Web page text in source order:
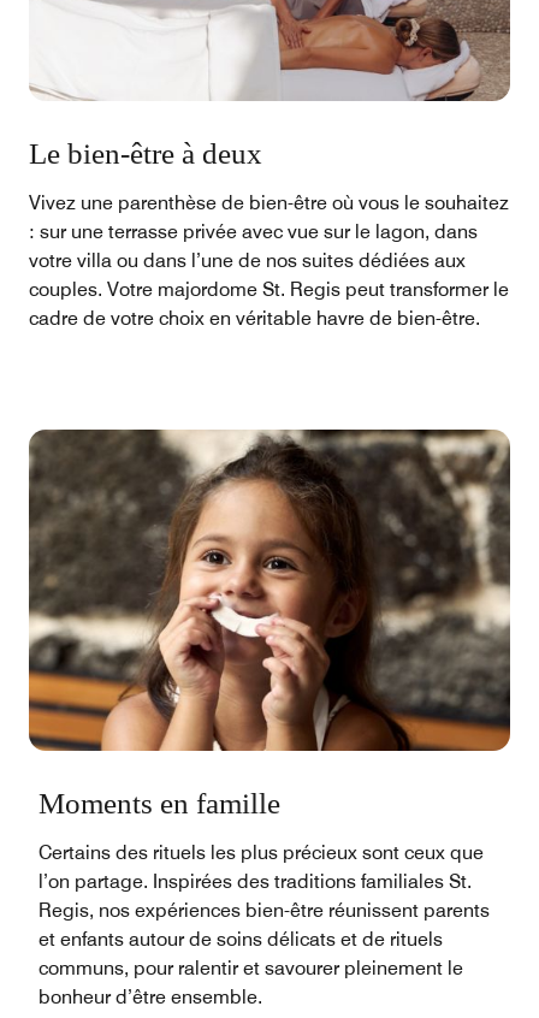
Le bien-être à deux
Vivez une parenthèse de bien-être où vous le souhaitez
: sur une terrasse privée avec vue sur le lagon, dans
votre villa ou dans l’une de nos suites dédiées aux
couples. Votre majordome St. Regis peut transformer le
cadre de votre choix en véritable havre de bien-être.
Moments en famille
Certains des rituels les plus précieux sont ceux que
l’on partage. Inspirées des traditions familiales St.
Regis, nos expériences bien-être réunissent parents
et enfants autour de soins délicats et de rituels
communs, pour ralentir et savourer pleinement le
bonheur d’être ensemble.